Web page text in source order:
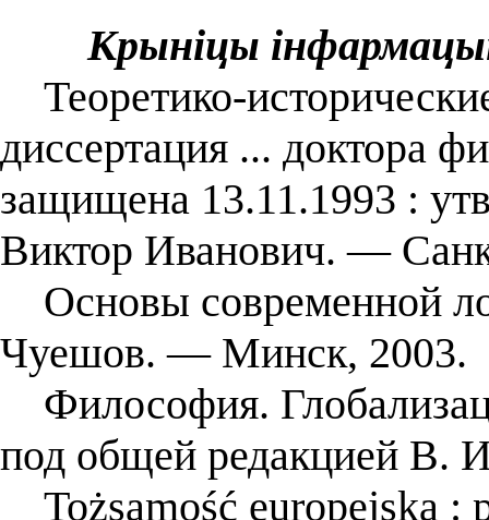
Крыніцы
Теоретико-
диссертация ... доктора
защищена 13.11.1993 :
Виктор Иванович. —
Основы современной
Чуешов. — Минск, 2003.
Философия.
под общей редакцией
Tożsamość europejska :